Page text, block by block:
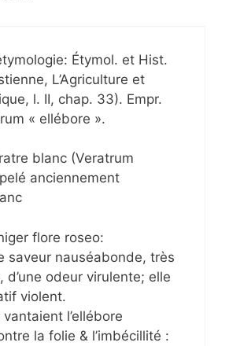
Étymol. et Hist.
L’Agriculture et
l. II, chap. 33). Empr.
« ellébore ».
blanc (Veratrum
anciennement
flore roseo:
saveur nauséabonde, très
d’une odeur virulente; elle
violent.
l’ellébore
la folie & l’imbécillité :